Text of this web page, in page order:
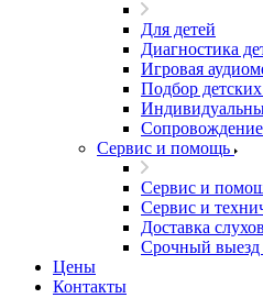
Для детей
Диагностика
Игровая
Подбор
Сопровождение
Сервис и помощь
Сервис и
Сервис и
Доставка
Срочный выезд
Цены
Контакты